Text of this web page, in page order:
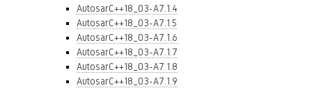
AutosarC++18_03-A7.1.4
AutosarC++18_03-A7.1.5
AutosarC++18_03-A7.1.6
AutosarC++18_03-A7.1.7
AutosarC++18_03-A7.1.8
AutosarC++18_03-A7.1.9